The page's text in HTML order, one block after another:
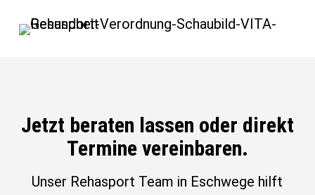
Jetzt beraten lassen oder direkt
Termine vereinbaren.
Unser Rehasport Team in Eschwege hilft